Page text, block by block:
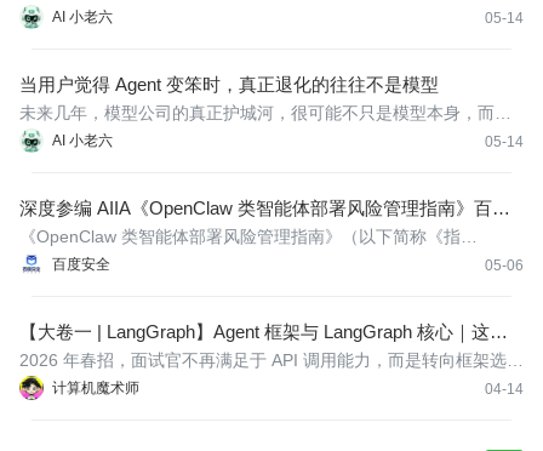
AI 小老六 05-14
解析业务语义。构建事实、交互与行动三层记忆基质的工程架构，
当用户觉得 Agent 变笨时，真正退化的往往不是模型
AI 小老六 05-14
未来几年，模型公司的真正护城河，很可能不只是模型本身，而是
有没有能力把几亿次 Agent 调用，当成一个需要认真观测、灰度、
深度参编 AIIA《OpenClaw 类智能体部署风险管理指南》百度
安全引领智能体安全新范式
百度安全 05-06
《OpenClaw 类智能体部署风险管理指南》（以下简称《指
南》）。百度安全深度参与了该指南的研究与编制工作，结合自身
【大卷一 | LangGraph】Agent 框架与 LangGraph 核心｜这一
卷会讲什么
计算机魔术师 04-14
2026 年春招，面试官不再满足于 API 调用能力，而是转向框架选型
判断与底层原理深挖。